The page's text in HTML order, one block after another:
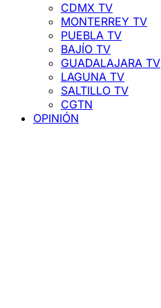
CDMX TV
MONTERREY TV
PUEBLA TV
BAJÍO TV
GUADALAJARA TV
LAGUNA TV
SALTILLO TV
CGTN
OPINIÓN